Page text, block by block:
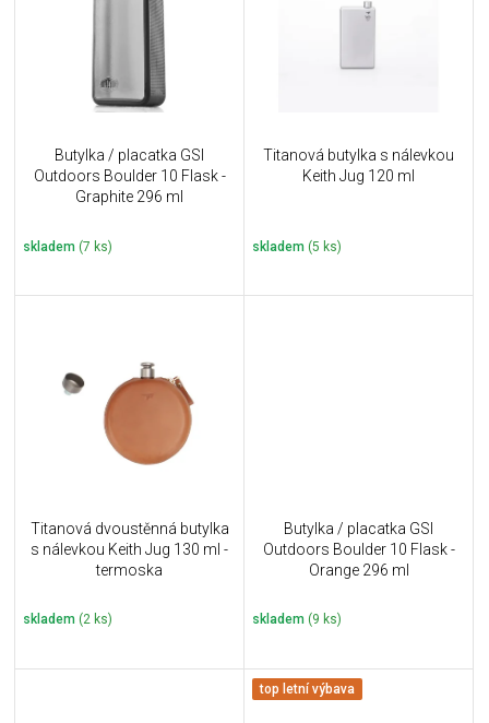
Butylka / placatka GSI
Outdoors Boulder 10 Flask -
Graphite 296 ml
skladem (7 ks)
Titanová butylka s nálevkou
Keith Jug 120 ml
skladem (5 ks)
Titanová dvoustěnná butylka
s nálevkou Keith Jug 130 ml -
termoska
skladem (2 ks)
Butylka / placatka GSI
Outdoors Boulder 10 Flask -
Orange 296 ml
skladem (9 ks)
top letní výbava